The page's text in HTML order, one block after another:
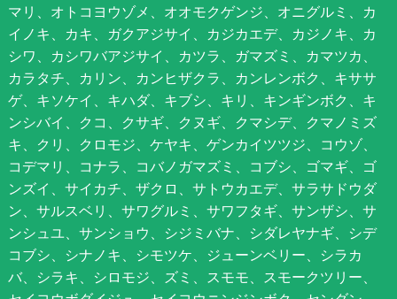
マリ、オトコヨウゾメ、オオモクゲンジ、オニグルミ、カ
イノキ、カキ、ガクアジサイ、カジカエデ、カジノキ、カ
シワ、カシワバアジサイ、カツラ、ガマズミ、カマツカ、
カラタチ、カリン、カンヒザクラ、カンレンボク、キササ
ゲ、キソケイ、キハダ、キブシ、キリ、キンギンボク、キ
ンシバイ、クコ、クサギ、クヌギ、クマシデ、クマノミズ
キ、クリ、クロモジ、ケヤキ、ゲンカイツツジ、コウゾ、
コデマリ、コナラ、コバノガマズミ、コブシ、ゴマギ、ゴ
ンズイ、サイカチ、ザクロ、サトウカエデ、サラサドウダ
ン、サルスベリ、サワグルミ、サワフタギ、サンザシ、サ
ンシュユ、サンショウ、シジミバナ、シダレヤナギ、シデ
コブシ、シナノキ、シモツケ、ジューンベリー、シラカ
バ、シラキ、シロモジ、ズミ、スモモ、スモークツリー、